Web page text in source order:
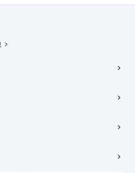
구 율곡로 6(중학동, 트윈트리빌딩) B동 5층
수송동 율곡로 24, 7층, 8층 미소
무와 책임은 거래당사자에게 있습니다.
All Rights Reserved.